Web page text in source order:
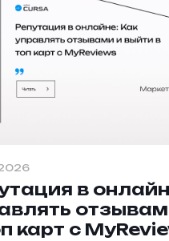
в
карт с